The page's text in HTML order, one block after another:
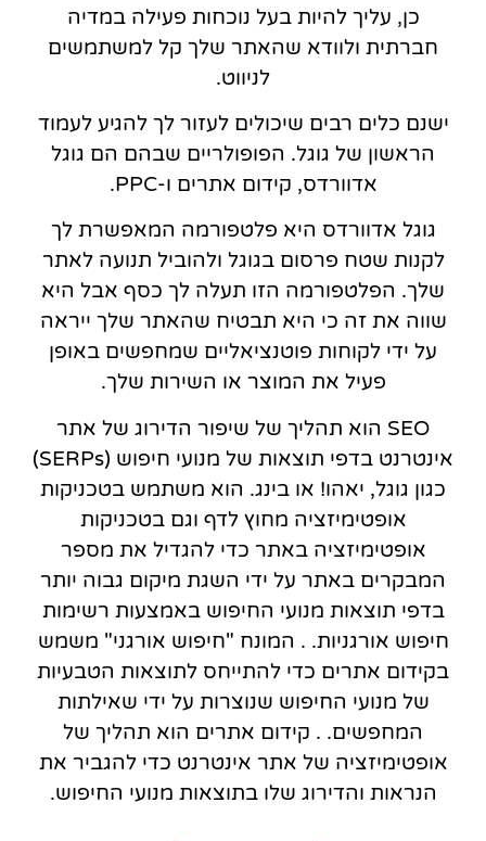
כן, עליך להיות בעל נוכחות פעילה במדיה
חברתית ולוודא שהאתר שלך קל למשתמשים
לניווט.
ישנם כלים רבים שיכולים לעזור לך להגיע לעמוד
הראשון של גוגל. הפופולריים שבהם הם גוגל
אדוורדס, קידום אתרים ו-PPC.
גוגל אדוורדס היא פלטפורמה המאפשרת לך
לקנות שטח פרסום בגוגל ולהוביל תנועה לאתר
שלך. הפלטפורמה הזו תעלה לך כסף אבל היא
שווה את זה כי היא תבטיח שהאתר שלך ייראה
על ידי לקוחות פוטנציאליים שמחפשים באופן
פעיל את המוצר או השירות שלך.
SEO הוא תהליך של שיפור הדירוג של אתר
אינטרנט בדפי תוצאות של מנועי חיפוש (SERPs)
כגון גוגל, יאהו! או בינג. הוא משתמש בטכניקות
אופטימיזציה מחוץ לדף וגם בטכניקות
אופטימיזציה באתר כדי להגדיל את מספר
המבקרים באתר על ידי השגת מיקום גבוה יותר
בדפי תוצאות מנועי החיפוש באמצעות רשימות
חיפוש אורגניות. . המונח "חיפוש אורגני" משמש
בקידום אתרים כדי להתייחס לתוצאות הטבעיות
של מנועי החיפוש שנוצרות על ידי שאילתות
המחפשים. . קידום אתרים הוא תהליך של
אופטימיזציה של אתר אינטרנט כדי להגביר את
הנראות והדירוג שלו בתוצאות מנועי החיפוש.